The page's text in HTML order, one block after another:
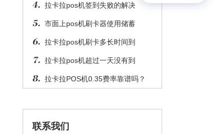
拉卡拉pos机签到失败的解决
市面上pos机刷卡器使用储蓄
拉卡拉pos机刷卡多长时间到
拉卡拉pos机超过一天没有到
拉卡拉POS机0.35费率靠谱吗？
联系我们